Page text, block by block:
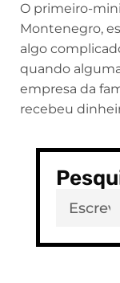
O primeiro-
Montenegro,
algo
quando
empresa da
recebeu